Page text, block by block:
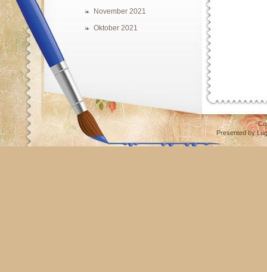
November 2021
Oktober 2021
Presented by